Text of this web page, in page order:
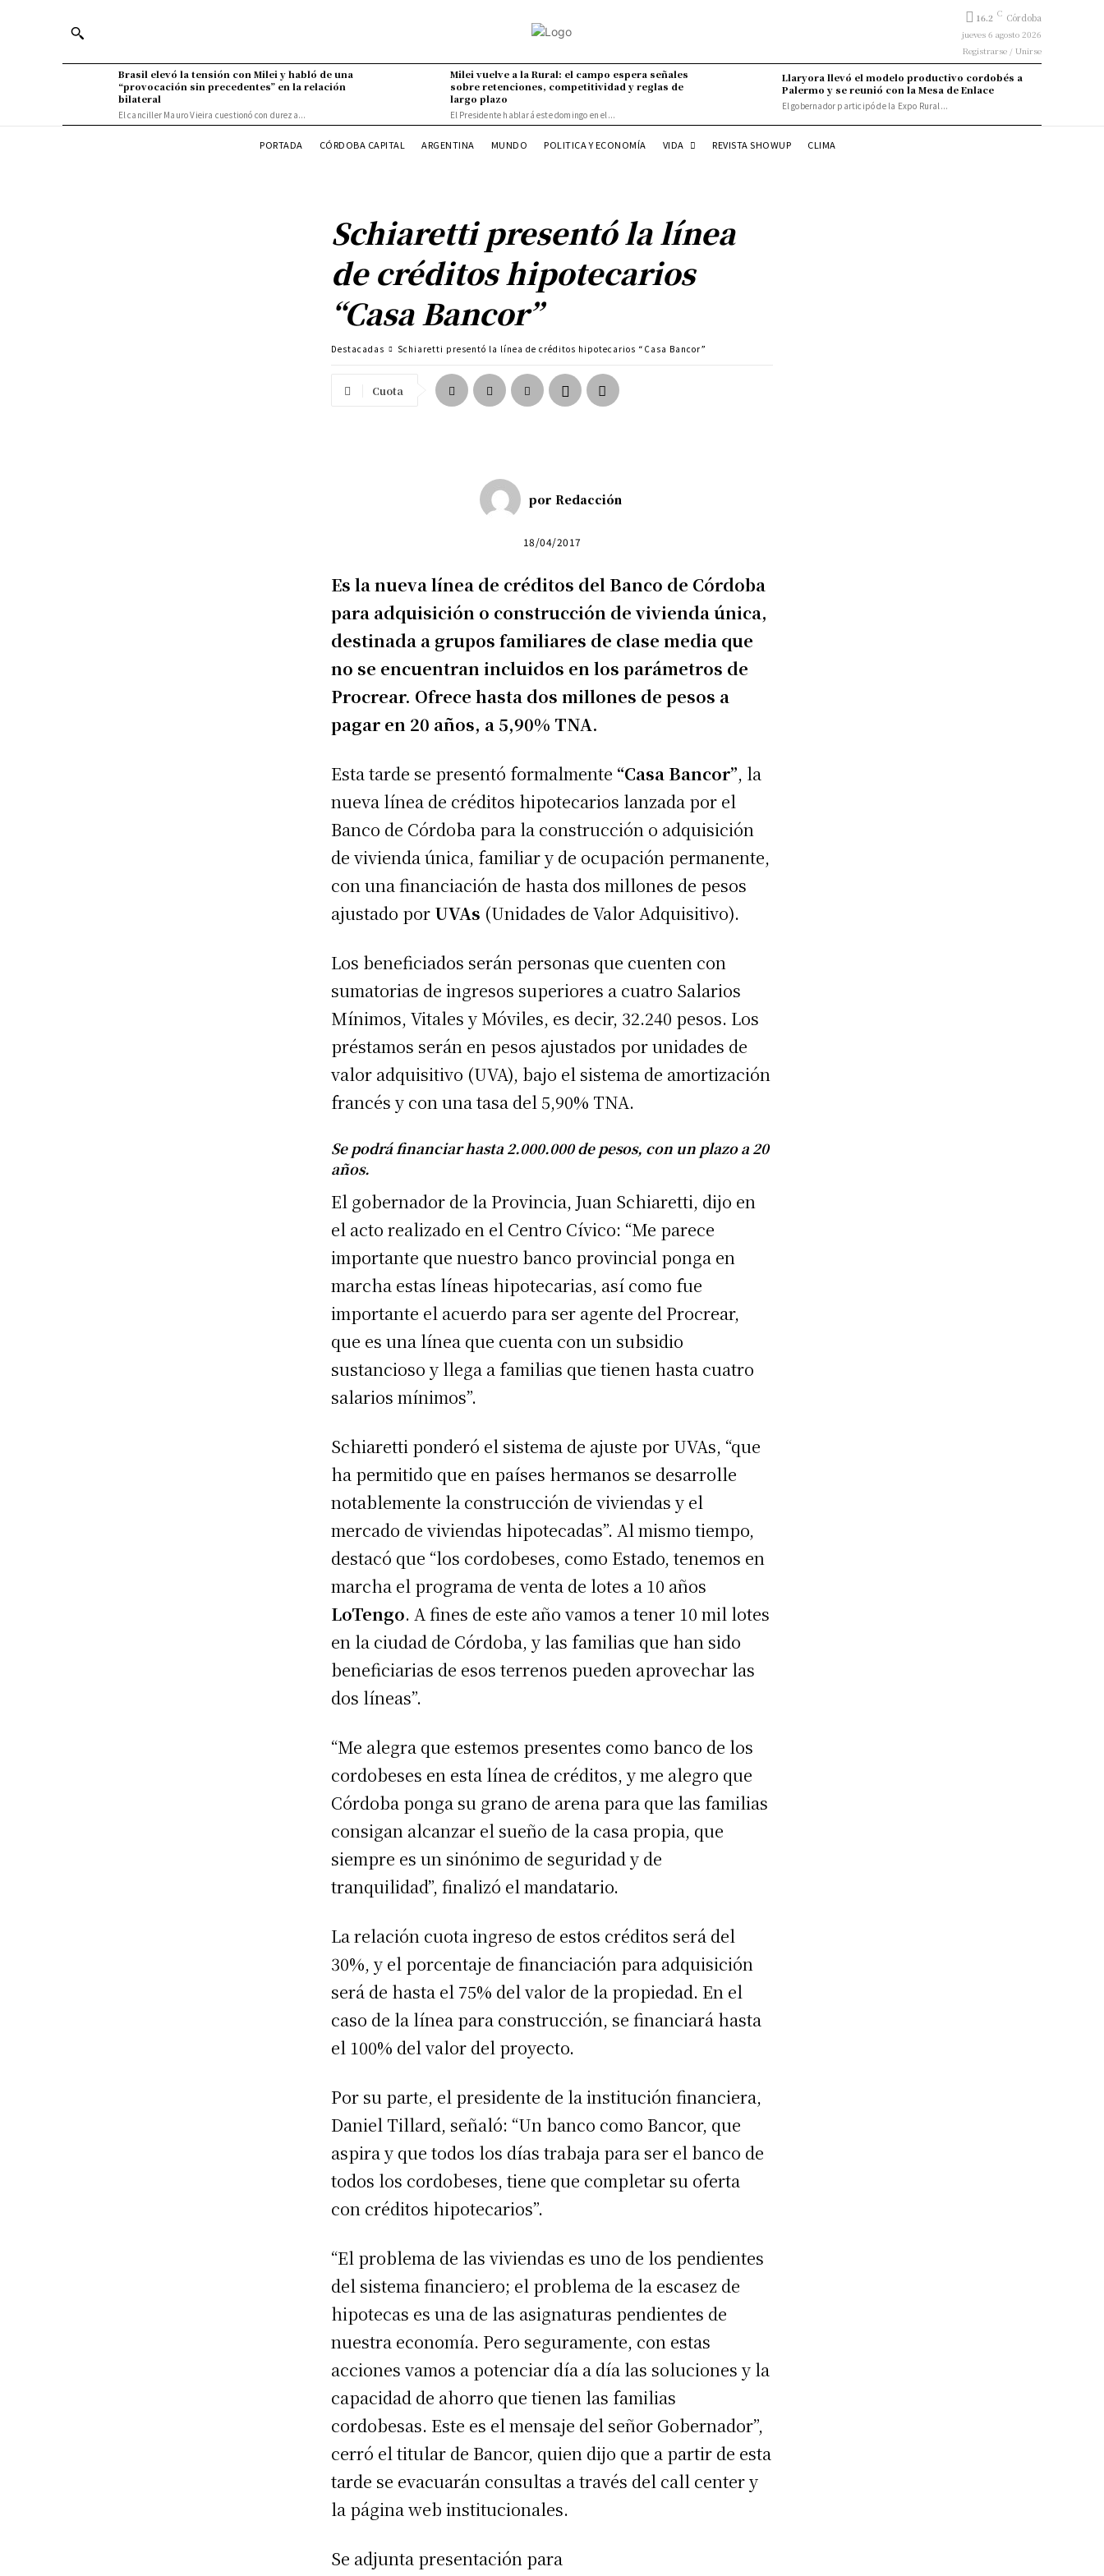
16.2 C Córdoba
jueves 6 agosto 2026
Registrarse / Unirse
Brasil elevó la tensión con Milei y habló de una
“provocación sin precedentes” en la relación
bilateral
El canciller Mauro Vieira cuestionó con dureza...
Milei vuelve a la Rural: el campo espera señales
sobre retenciones, competitividad y reglas de
largo plazo
El Presidente hablará este domingo en el...
Llaryora llevó el modelo productivo cordobés a
Palermo y se reunió con la Mesa de Enlace
El gobernador participó de la Expo Rural...
PORTADA CÓRDOBA CAPITAL ARGENTINA MUNDO POLITICA Y ECONOMÍA VIDA REVISTA SHOWUP CLIMA
Schiaretti presentó la línea
de créditos hipotecarios
“Casa Bancor”
Destacadas Schiaretti presentó la línea de créditos hipotecarios “Casa Bancor”
Cuota
por Redacción
18/04/2017
Es la nueva línea de créditos del Banco de Córdoba
para adquisición o construcción de vivienda única,
destinada a grupos familiares de clase media que
no se encuentran incluidos en los parámetros de
Procrear. Ofrece hasta dos millones de pesos a
pagar en 20 años, a 5,90% TNA.
Esta tarde se presentó formalmente “Casa Bancor”, la
nueva línea de créditos hipotecarios lanzada por el
Banco de Córdoba para la construcción o adquisición
de vivienda única, familiar y de ocupación permanente,
con una financiación de hasta dos millones de pesos
ajustado por UVAs (Unidades de Valor Adquisitivo).
Los beneficiados serán personas que cuenten con
sumatorias de ingresos superiores a cuatro Salarios
Mínimos, Vitales y Móviles, es decir, 32.240 pesos. Los
préstamos serán en pesos ajustados por unidades de
valor adquisitivo (UVA), bajo el sistema de amortización
francés y con una tasa del 5,90% TNA.
Se podrá financiar hasta 2.000.000 de pesos, con un plazo a 20
años.
El gobernador de la Provincia, Juan Schiaretti, dijo en
el acto realizado en el Centro Cívico: “Me parece
importante que nuestro banco provincial ponga en
marcha estas líneas hipotecarias, así como fue
importante el acuerdo para ser agente del Procrear,
que es una línea que cuenta con un subsidio
sustancioso y llega a familias que tienen hasta cuatro
salarios mínimos”.
Schiaretti ponderó el sistema de ajuste por UVAs, “que
ha permitido que en países hermanos se desarrolle
notablemente la construcción de viviendas y el
mercado de viviendas hipotecadas”. Al mismo tiempo,
destacó que “los cordobeses, como Estado, tenemos en
marcha el programa de venta de lotes a 10 años
LoTengo. A fines de este año vamos a tener 10 mil lotes
en la ciudad de Córdoba, y las familias que han sido
beneficiarias de esos terrenos pueden aprovechar las
dos líneas”.
“Me alegra que estemos presentes como banco de los
cordobeses en esta línea de créditos, y me alegro que
Córdoba ponga su grano de arena para que las familias
consigan alcanzar el sueño de la casa propia, que
siempre es un sinónimo de seguridad y de
tranquilidad”, finalizó el mandatario.
La relación cuota ingreso de estos créditos será del
30%, y el porcentaje de financiación para adquisición
será de hasta el 75% del valor de la propiedad. En el
caso de la línea para construcción, se financiará hasta
el 100% del valor del proyecto.
Por su parte, el presidente de la institución financiera,
Daniel Tillard, señaló: “Un banco como Bancor, que
aspira y que todos los días trabaja para ser el banco de
todos los cordobeses, tiene que completar su oferta
con créditos hipotecarios”.
“El problema de las viviendas es uno de los pendientes
del sistema financiero; el problema de la escasez de
hipotecas es una de las asignaturas pendientes de
nuestra economía. Pero seguramente, con estas
acciones vamos a potenciar día a día las soluciones y la
capacidad de ahorro que tienen las familias
cordobesas. Este es el mensaje del señor Gobernador”,
cerró el titular de Bancor, quien dijo que a partir de esta
tarde se evacuarán consultas a través del call center y
la página web institucionales.
Se adjunta presentación para